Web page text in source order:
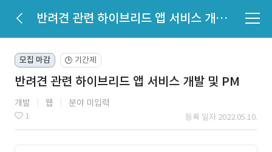
반려견 관련 하이브리드 앱 서비스 개발 및 PM
모집 마감 🕒 기간제
반려견 관련 하이브리드 앱 서비스 개발 및 PM
개발 웹 분야 미입력
1 등록 일자 2022.05.10.